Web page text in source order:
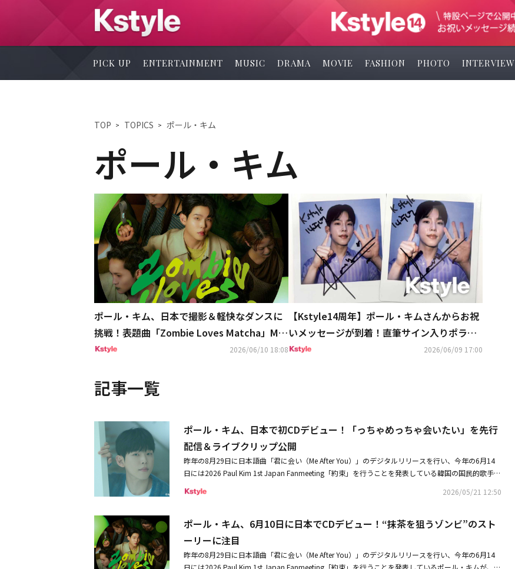
PICK UP ENTERTAINMENT MUSIC DRAMA MOVIE FASHION PHOTO INTERVIEW
TOP TOPICS ポール・キム
ポール・キム
ポール・キム、日本で撮影＆軽快なダンスに
挑戦！表題曲「Zombie Loves Matcha」MV
公開
2026/06/10 18:08
【Kstyle14周年】ポール・キムさんからお祝
いメッセージが到着！直筆サイン入りポラを2
名様にプレゼント（終了しました）2026/06/09 17:00
記事一覧
ポール・キム、日本で初CDデビュー！「っちゃめっちゃ会いたい」を先行
配信＆ライブクリップ公開
昨年の8月29日に日本語曲「君に会い（Me After You）」のデジタルリリースを行い、今年の6月14
日には2026 Paul Kim 1st Japan Fanmeeting「約束」を行うことを発表している韓国の国民的歌手ポ
（水）より、カップリング曲「っちゃめっちゃ会いたい」が、各ストリーミングサイトにて先行配
の公式YouTubeにて、「っちゃめっちゃ会いたい」のライブクリップも公開。ポール・キムの素顔も
垣間見える、曲の世界観を具現化したようなショートムービーに仕上がっている。彼はライブクリッ
プの撮影について、「トイプードルのポナちゃんと一緒に撮影をしました。なので、撮影で一番印象
に残っているのはポナちゃんです（笑）。すごく可愛くていい子でしたね。以前も、韓国で1度、ワ
2026/05/21 12:50
ポール・キム、6月10日に日本でCDデビュー！“抹茶を狙うゾンビ”のスト
ーリーに注目
昨年の8月29日に日本語曲「君に会い（Me After You）」のデジタルリリースを行い、今年の6月14
日には2026 Paul Kim 1st Japan Fanmeeting「約束」を行うことを発表しているポール・キムが、日